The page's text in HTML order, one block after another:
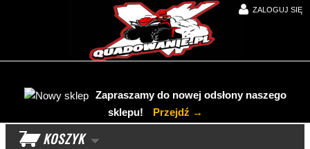
ZALOGUJ SIĘ
Zapraszamy do nowej odsłony naszego
sklepu!
Przejdź →
KOSZYK